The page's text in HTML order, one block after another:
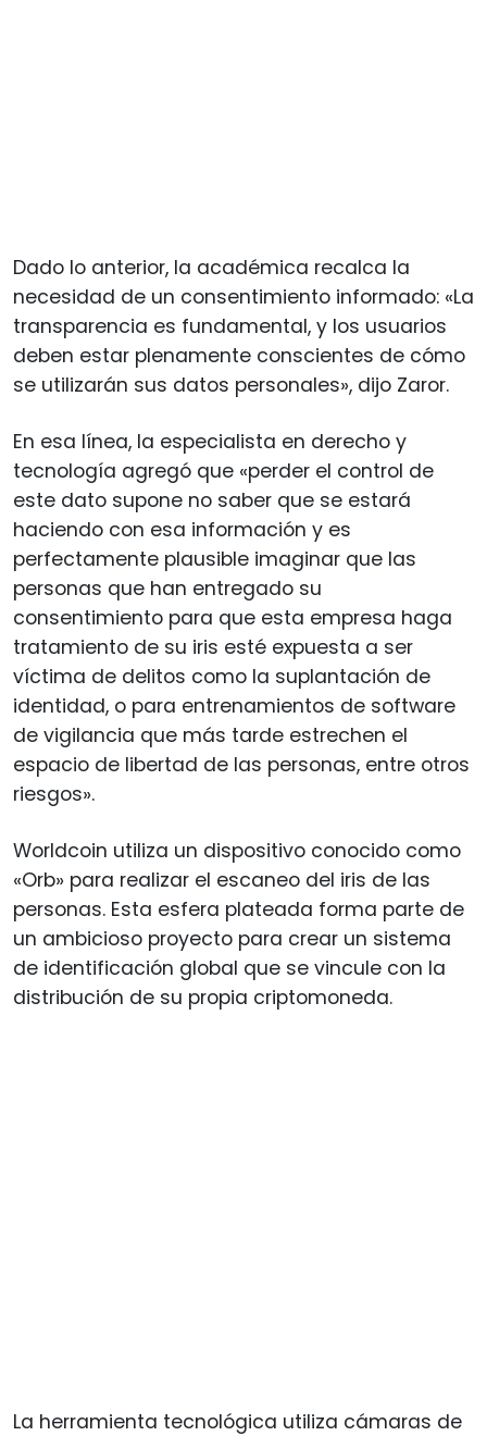
Dado lo anterior, la académica recalca la
necesidad de un consentimiento informado: «La
transparencia es fundamental, y los usuarios
deben estar plenamente conscientes de cómo
se utilizarán sus datos personales», dijo Zaror.
En esa línea, la especialista en derecho y
tecnología agregó que «perder el control de
este dato supone no saber que se estará
haciendo con esa información y es
perfectamente plausible imaginar que las
personas que han entregado su
consentimiento para que esta empresa haga
tratamiento de su iris esté expuesta a ser
víctima de delitos como la suplantación de
identidad, o para entrenamientos de software
de vigilancia que más tarde estrechen el
espacio de libertad de las personas, entre otros
riesgos».
Worldcoin utiliza un dispositivo conocido como
«Orb» para realizar el escaneo del iris de las
personas. Esta esfera plateada forma parte de
un ambicioso proyecto para crear un sistema
de identificación global que se vincule con la
distribución de su propia criptomoneda.
La herramienta tecnológica utiliza cámaras de